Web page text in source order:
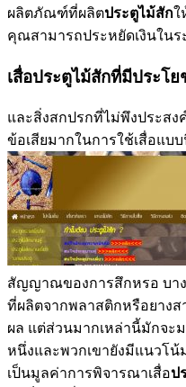
ผลิตภัณฑ์ที่ผลิตประตูไม้สักใ
คุณสามารถประหยัดเงินในร
เสื่อประตูไม้สักที่มีประโ
และสิ่งสกปรกที่ไม่พึงประส
ข้อเสียมากในการใช้เสื่อแบ
สัญญาณของการสึกหรอ บา
ที่ผลิตจากพลาสติกหรือยาง
ผล แต่ส่วนมากเหล่านี้มักจะ
หนึ่งและพวกเขายังมีแนวโ
เป็นมูลค่าการพิจารณาเสื่อป